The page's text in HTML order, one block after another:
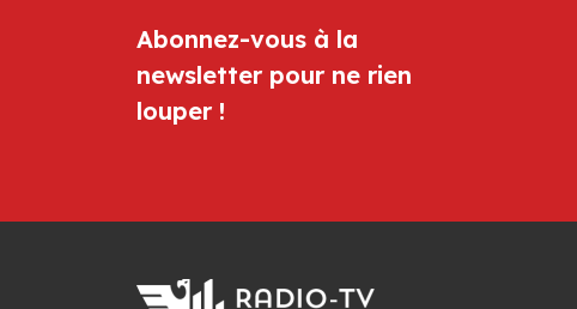
Abonnez-vous à la
newsletter pour ne rien
louper !